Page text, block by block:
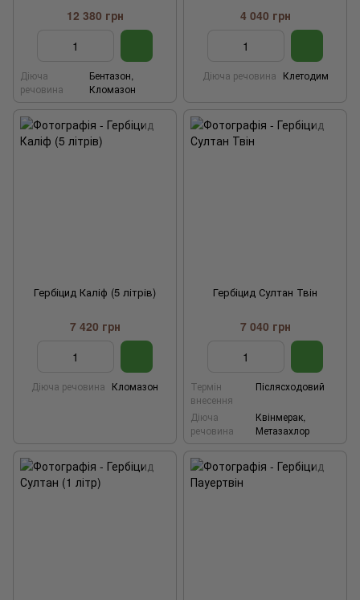
12 380 грн
Діюча
речовина
Бентазон,
Кломазон
4 040 грн
Діюча речовина Клетодим
Гербіцид Каліф (5 літрів)
7 420 грн
Діюча речовина Кломазон
Гербіцид Султан Твін
7 040 грн
Термін
внесення
Післясходовий
Діюча
речовина
Квінмерак,
Метазахлор